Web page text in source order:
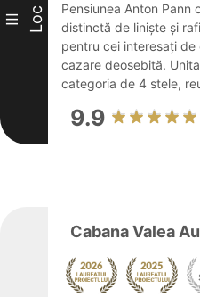
III Loc
Pensiunea Anton Pann
distinctă de liniște și
pentru cei interesați
cazare deosebită.
categoria de 4 stele,
9.9
Cabana Valea